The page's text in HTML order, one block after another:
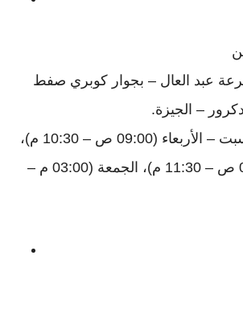
عبد العال – بجوار كوبري صفط
– الجيزة.
⏰ المواعيد: السبت – الأربعاء (09:00 ص – 10:30 م)،
الخميس (09:00 ص – 11:30 م)، الجمعة (03:00 م –